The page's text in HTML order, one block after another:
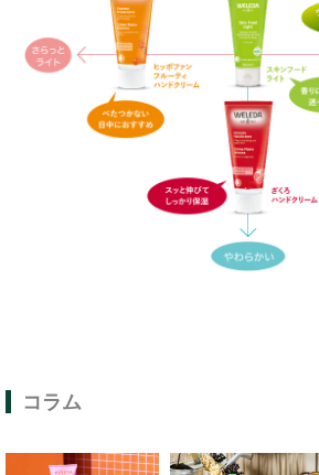
コラム